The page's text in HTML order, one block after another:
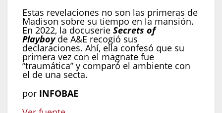
Estas revelaciones no son las primeras de
Madison sobre su tiempo en la mansión.
En 2022, la docuserie Secrets of
Playboyde A&E recogió sus
declaraciones. Ahí, ella confesó que su
primera vez con el magnate fue
“traumática” y comparó el ambiente con
el de una secta.
por INFOBAE